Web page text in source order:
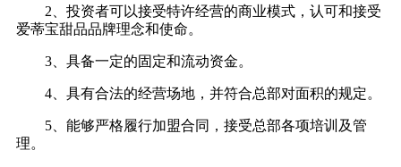
2、投资者可以接受特许经营的商业模式，认可和接受
爱蒂宝甜品品牌理念和使命。
3、具备一定的固定和流动资金。
4、具有合法的经营场地，并符合总部对面积的规定。
5、能够严格履行加盟合同，接受总部各项培训及管
理。